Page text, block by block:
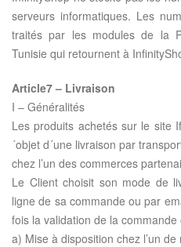
serveurs informatiques. Les
traités par les modules de la
Tunisie qui retournent à
Article7 – Livraison
I – Généralités
Les produits achetés sur le site
´objet d´une livraison par
chez l’un des commerces
Le Client choisit son mode de
ligne de sa commande ou par
fois la validation de la commande
a) Mise à disposition chez l’un